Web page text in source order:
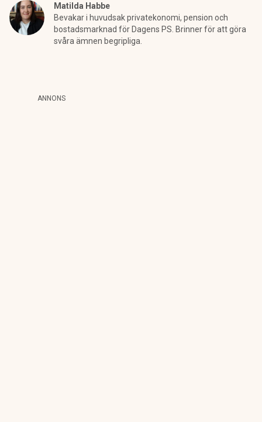
Matilda Habbe
Bevakar i huvudsak privatekonomi, pension och
bostadsmarknad för Dagens PS. Brinner för att göra
svåra ämnen begripliga.
ANNONS